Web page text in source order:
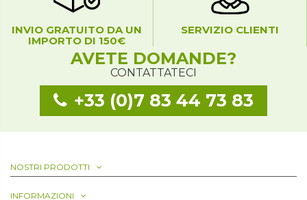
INVIO GRATUITO DA UN
IMPORTO DI 150€
SERVIZIO CLIENTI
AVETE DOMANDE?
CONTATTATECI
+33 (0)7 83 44 73 83
NOSTRI PRODOTTI
INFORMAZIONI